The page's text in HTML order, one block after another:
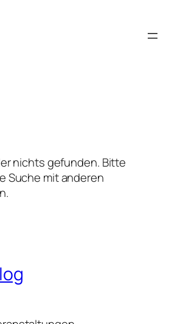
nichts gefunden. Bitte
Suche mit anderen